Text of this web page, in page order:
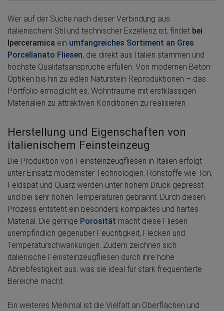
Wer auf der Suche nach dieser Verbindung aus
italienischem Stil und technischer Exzellenz ist, findet bei
Iperceramica ein umfangreiches Sortiment an Gres
Porcellanato Fliesen, die direkt aus Italien stammen und
höchste Qualitätsansprüche erfüllen. Von modernen Beton-
Optiken bis hin zu edlen Naturstein-Reproduktionen – das
Portfolio ermöglicht es, Wohnträume mit erstklassigen
Materialien zu attraktiven Konditionen zu realisieren.
Herstellung und Eigenschaften von
italienischem Feinsteinzeug
Die Produktion von Feinsteinzeugfliesen in Italien erfolgt
unter Einsatz modernster Technologien. Rohstoffe wie Ton,
Feldspat und Quarz werden unter hohem Druck gepresst
und bei sehr hohen Temperaturen gebrannt. Durch diesen
Prozess entsteht ein besonders kompaktes und hartes
Material. Die geringe Porosität macht diese Fliesen
unempfindlich gegenüber Feuchtigkeit, Flecken und
Temperaturschwankungen. Zudem zeichnen sich
italienische Feinsteinzeugfliesen durch ihre hohe
Abriebfestigkeit aus, was sie ideal für stark frequentierte
Bereiche macht.
Ein weiteres Merkmal ist die Vielfalt an Oberflächen und